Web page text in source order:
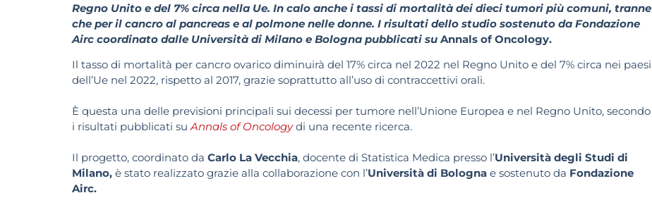
Regno Unito e del 7% circa nella Ue. In calo anche i tassi di mortalità dei dieci tumori più comuni, tranne
che per il cancro al pancreas e al polmone nelle donne. I risultati dello studio sostenuto da Fondazione
Airc coordinato dalle Università di Milano e Bologna pubblicati su Annals of Oncology.
Il tasso di mortalità per cancro ovarico diminuirà del 17% circa nel 2022 nel Regno Unito e del 7% circa nei paesi
dell’Ue nel 2022, rispetto al 2017, grazie soprattutto all’uso di contraccettivi orali.
È questa una delle previsioni principali sui decessi per tumore nell’Unione Europea e nel Regno Unito, secondo
i risultati pubblicati suAnnals of Oncologydi una recente ricerca.
Il progetto, coordinato da Carlo La Vecchia, docente di Statistica Medica presso l’Università degli Studi di
Milano, è stato realizzato grazie alla collaborazione con l’Università di Bologna e sostenuto da Fondazione
Airc.